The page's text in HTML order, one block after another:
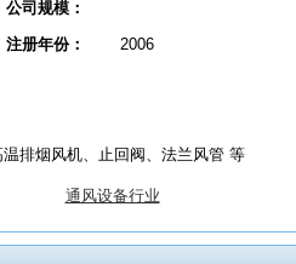
公司规模：
注册年份： 2006
排烟风机、止回阀、法兰风管 等
通风设备行业